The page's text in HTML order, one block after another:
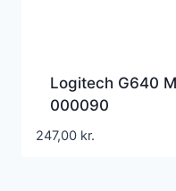
Logitech G640
000090
247,00 kr.